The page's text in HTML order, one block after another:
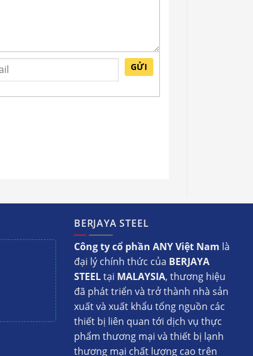
BJY-U30-
thiết bị đem lại nhiều tính
cho các văn phòng nhà bếp công
đun nước
BJY-U30-B có công
chóng chỉ trong vài phút. Nhờ
so với việc dung ấm thông
GỬI
BERJAYA STEEL
Công ty cổ phần ANY Việt Nam là
đại lý chính thức của BERJAYA
STEELtại MALAYSIA, thương hiệu
đã phát triển và trở thành nhà sản
xuất và xuất khẩu tổng nguồn các
thiết bị liên quan tới dịch vụ thực
phẩm thương mại và thiết bị lạnh
thương mại chất lượng cao trên